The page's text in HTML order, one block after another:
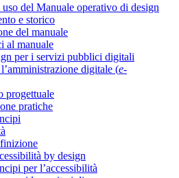
del Manuale operativo di design
e storico
del manuale
al manuale
per i servizi pubblici digitali
digitale (e-
progettuale
pratiche
by design
per l’accessibilità